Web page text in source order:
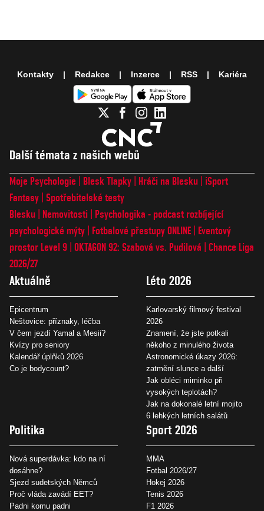
Další témata z našich webů
Moje Psychologie Blesk Tlapky Hráči na Blesku
iSport
Fantasy Spotřebitelské testy
Blesku
Nemovitosti
Psychologika - podcast rozbíjející
psychologické mýty
Fotbalové přestupy ONLINE
Eventový
prostor Level 9 OKTAGON 92: Szabová vs. Pudilová
Chance Liga
2026/27
Aktuálně
Epicentrum
Neštovice: příznaky, léčba
V čem jezdí Yamal a Mesii?
Kvízy pro seniory
Kalendář úplňků 2026
Co je bodycount?
Léto 2026
Karlovarský filmový festival
2026
Znamení, že jste potkali
někoho z minulého života
Astronomické úkazy 2026:
zatmění slunce a další
Jak obléci miminko při
vysokých teplotách?
Jak na dokonalé letní mojito
6 lehkých letních salátů
Politika
Nová superdávka: kdo na ní
dosáhne?
Sjezd sudetských Němců
Proč vláda zavádí EET?
Padni komu padni
Sport 2026
MMA
Fotbal 2026/27
Hokej 2026
Tenis 2026
F1 2026
Kontakty Redakce Inzerce RSS Kariéra